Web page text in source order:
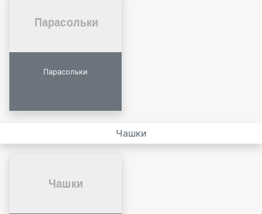
Парасольки
Чашки